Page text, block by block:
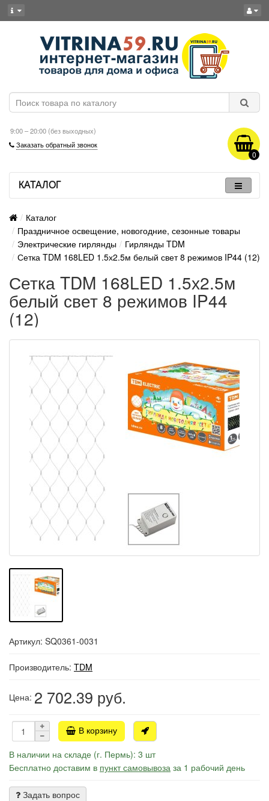
9:00 – 20:00 (без выходных)
Заказать обратный звонок
0
КАТАЛОГ
Каталог
Праздничное освещение, новогодние, сезонные товары
Электрические гирлянды
Гирлянды TDM
Сетка TDM 168LED 1.5х2.5м белый свет 8 режимов IP44 (12)
Сетка TDM 168LED 1.5х2.5м
белый свет 8 режимов IP44
(12)
Артикул: SQ0361-0031
Производитель: TDM
Цена: 2 702.39 руб.
В корзину
В наличии на складе (г. Пермь): 3 шт
Бесплатно доставим в пункт самовывоза за 1 рабочий день
Задать вопрос